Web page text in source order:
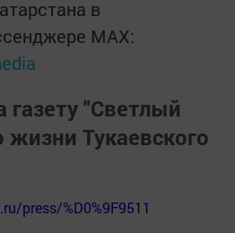
в
MАХ:
газету "Светлый
жизни Тукаевского
press/%D0%9F9511